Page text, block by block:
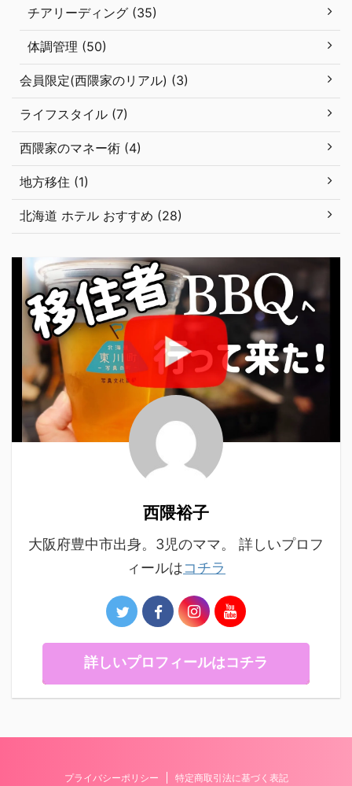
チアリーディング (35)
体調管理 (50)
会員限定(西隈家のリアル) (3)
ライフスタイル (7)
西隈家のマネー術 (4)
地方移住 (1)
北海道 ホテル おすすめ (28)
西隈裕子
大阪府豊中市出身。3児のママ。 詳しいプロフ
ィールはコチラ
詳しいプロフィールはコチラ
プライバシーポリシー 特定商取引法に基づく表記